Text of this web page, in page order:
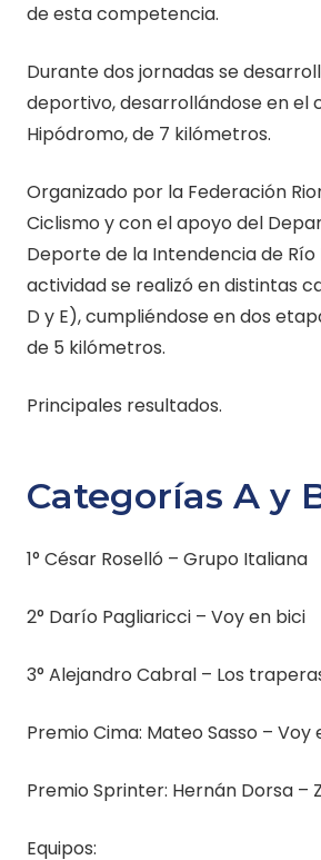
de esta competencia.
Durante dos jornadas se
deportivo, desarrollándose en el
Hipódromo, de 7 kilómetros.
Organizado por la Federación
Ciclismo y con el apoyo del
Deporte de la Intendencia de Río
actividad se realizó en distintas
D y E), cumpliéndose en dos
de 5 kilómetros.
Principales resultados.
Categorías A y
1° César Roselló – Grupo Italiana
2° Darío Pagliaricci – Voy en bici
3° Alejandro Cabral – Los
Premio Cima: Mateo Sasso – Voy
Premio Sprinter: Hernán Dorsa –
Equipos: